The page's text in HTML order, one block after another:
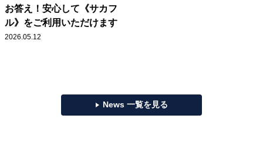
お答え！安心して《サカフ
ル》をご利用いただけます
2026.05.12
News 一覧を見る